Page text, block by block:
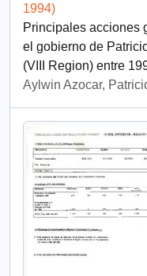
1994)
Principales acciones
el gobierno de
(VIII Region) entre
Aylwin Azocar,